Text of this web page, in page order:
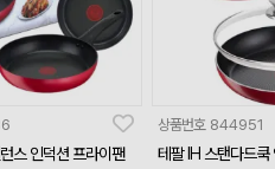
스 인덕션 프라이팬
상품번호 844951
테팔 IH 스탠다드쿡